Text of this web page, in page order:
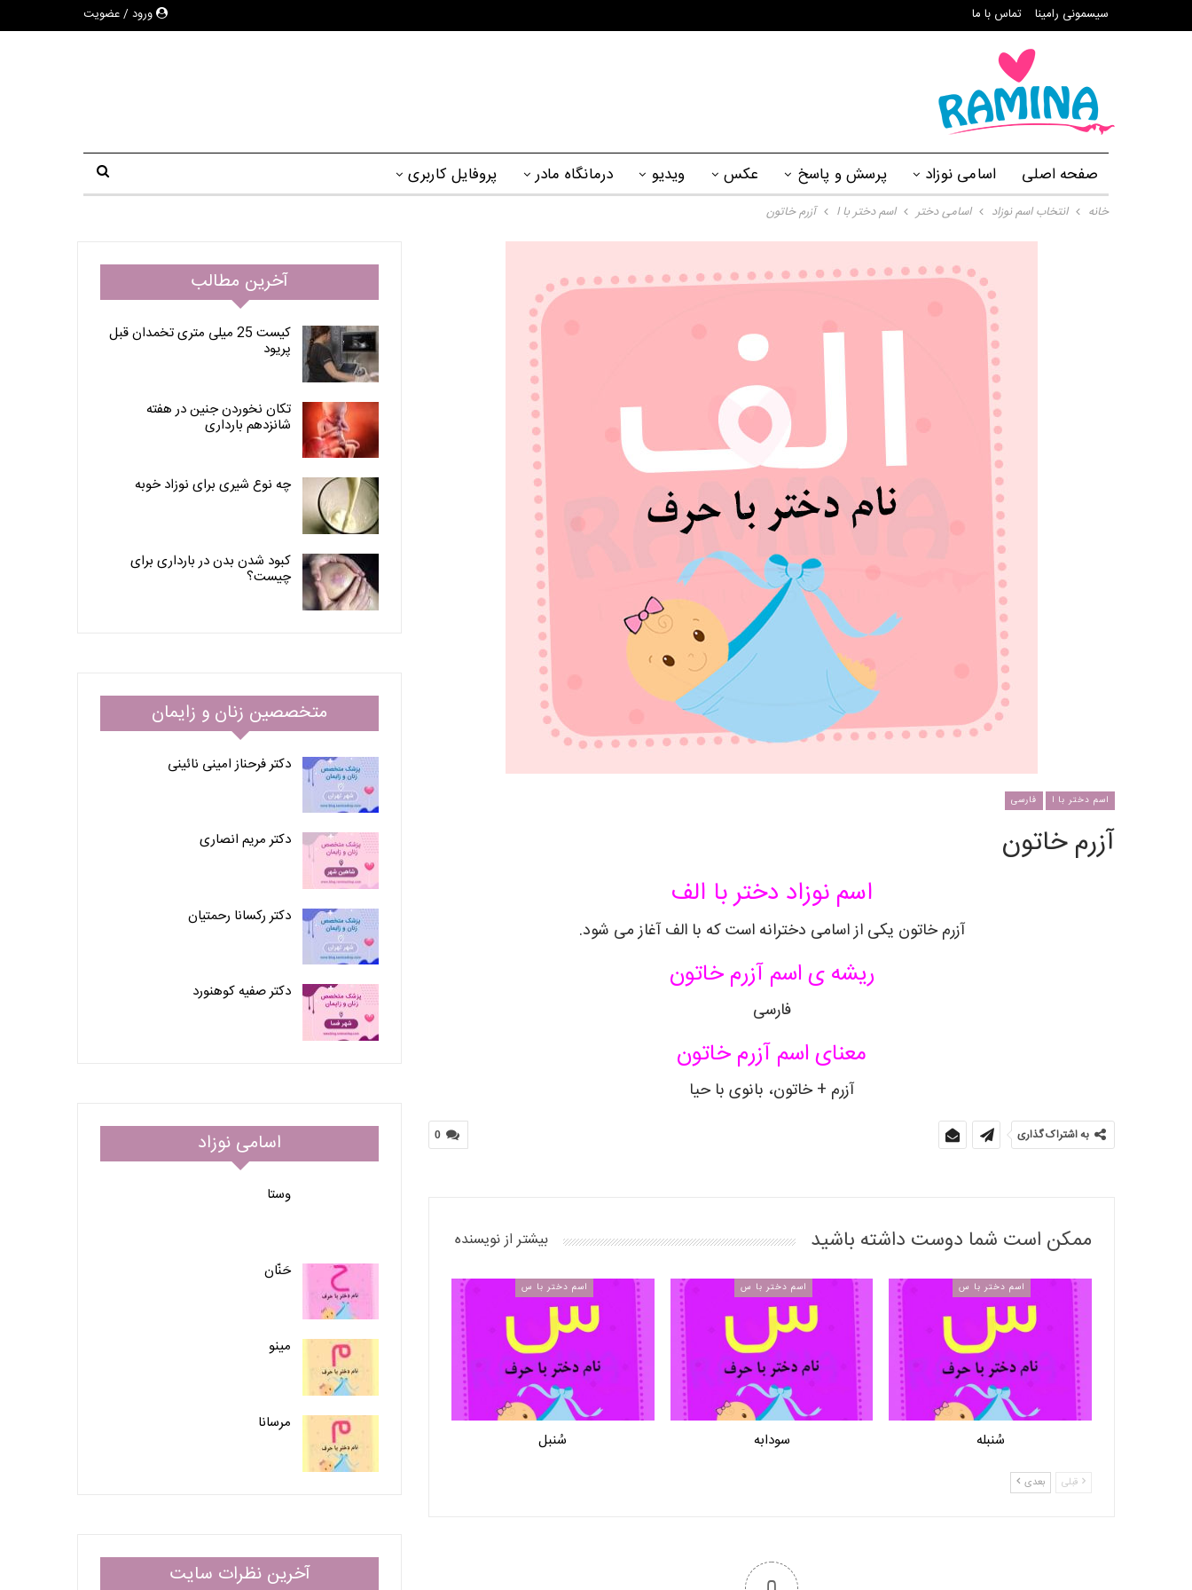
ورود / عضویت سیسمونی رامینا تماس با ما
صفحه اصلی اسامی نوزاد پرسش و پاسخ عکس ویدیو درمانگاه مادر پروفایل کاربری
خانه انتخاب اسم نوزاد اسامی دختر اسم دختر با ا آزرم خاتون
اسم دختر با ا فارسی
آزرم خاتون
اسم نوزاد دختر با الف
آزرم خاتون یکی از اسامی دخترانه است که با الف آغاز می شود.
ریشه ی اسم آزرم خاتون
فارسی
معنای اسم آزرم خاتون
آزرم + خاتون، بانوی با حیا
0 به اشتراک گذاری
ممکن است شما دوست داشته باشید بیشتر از نویسنده
اسم دختر با س
سُنبله
اسم دختر با س
سودابه
اسم دختر با س
سُنبل
قبلی بعدی
آخرین مطالب
کیست 25 میلی متری تخمدان قبل
پریود
تکان نخوردن جنین در هفته
شانزدهم بارداری
چه نوع شیری برای نوزاد خوبه
کبود شدن بدن در بارداری برای
چیست؟
متخصصین زنان و زایمان
دکتر فرحناز امینی نائینی
دکتر مریم انصاری
دکتر رکسانا رحمتیان
دکتر صفیه کوهنورد
اسامی نوزاد
وستا
حَنّان
مینو
مرسانا
آخرین نظرات سایت